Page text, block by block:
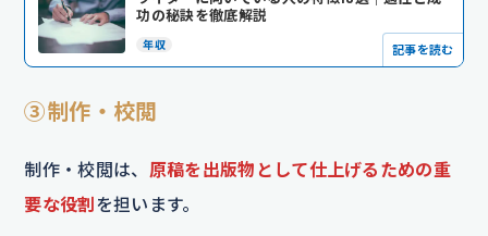
功の秘訣を徹底解説
年収 記事を読む
③制作・校閲
制作・校閲は、 原稿を出版物として仕上げるための重
要な役割を担います。